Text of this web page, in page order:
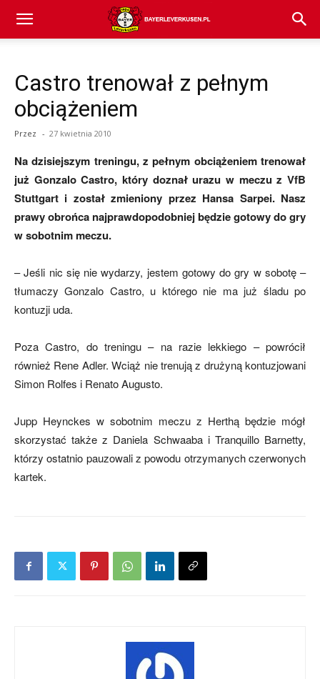
Bayer
(transfery,
mecze,
skład)
Castro trenował z pełnym
obciążeniem
Przez - 27 kwietnia 2010
Na dzisiejszym treningu, z pełnym obciążeniem trenował
już Gonzalo Castro, który doznał urazu w meczu z VfB
Stuttgart i został zmieniony przez Hansa Sarpei. Nasz
prawy obrońca najprawdopodobniej będzie gotowy do gry
w sobotnim meczu.
– Jeśli nic się nie wydarzy, jestem gotowy do gry w sobotę –
tłumaczy Gonzalo Castro, u którego nie ma już śladu po
kontuzji uda.
Poza Castro, do treningu – na razie lekkiego – powrócił
również Rene Adler. Wciąż nie trenują z drużyną kontuzjowani
Simon Rolfes i Renato Augusto.
Jupp Heynckes w sobotnim meczu z Herthą będzie mógł
skorzystać także z Daniela Schwaaba i Tranquillo Barnetty,
którzy ostatnio pauzowali z powodu otrzymanych czerwonych
kartek.